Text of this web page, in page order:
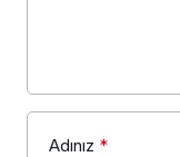
Adınız *